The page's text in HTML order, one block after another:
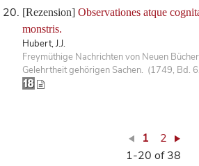
[Rezension] Observationes atque
monstris.
Hubert, J.J.
Freymüthige Nachrichten von Neuen
Gelehrtheit gehörigen Sachen. (1749, Bd.
1
2
1-20 of 38